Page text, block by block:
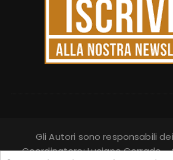
Gli Autori sono responsabili
Coordinatore: Luciano Corrado -